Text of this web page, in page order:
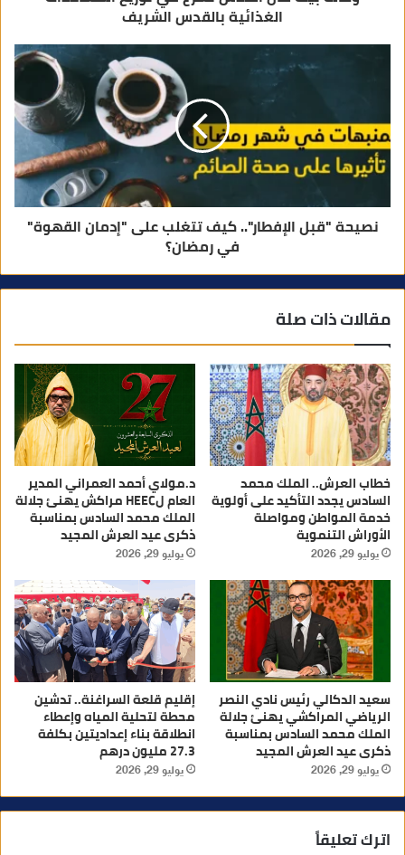
الغذائية بالقدس الشريف
نصيحة "قبل الإفطار".. كيف تتغلب على "إدمان القهوة"
في رمضان؟
مقالات ذات صلة
خطاب العرش.. الملك محمد
السادس يجدد التأكيد على أولوية
خدمة المواطن ومواصلة
الأوراش التنموية
يوليو 29, 2026
د.مولاي أحمد العمراني المدير
العام لHEEC مراكش يهنئ جلالة
الملك محمد السادس بمناسبة
ذكرى عيد العرش المجيد
يوليو 29, 2026
سعيد الدكالي رئيس نادي النصر
الرياضي المراكشي يهنئ جلالة
الملك محمد السادس بمناسبة
ذكرى عيد العرش المجيد
يوليو 29, 2026
إقليم قلعة السراغنة.. تدشين
محطة لتحلية المياه وإعطاء
انطلاقة بناء إعداديتين بكلفة
27.3 مليون درهم
يوليو 29, 2026
اترك تعليقاً